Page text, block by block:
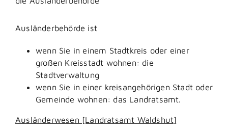
Ausländerbehörde ist
wenn Sie in einem Stadtkreis oder einer
großen Kreisstadt wohnen: die
Stadtverwaltung
wenn Sie in einer kreisangehörigen Stadt oder
Gemeinde wohnen: das Landratsamt.
Ausländerwesen [Landratsamt Waldshut]